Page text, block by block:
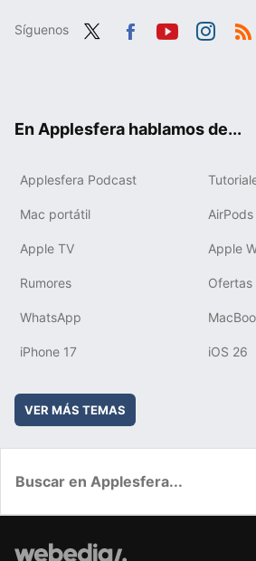
Síguenos
En Applesfera hablamos de...
Applesfera Podcast
Mac portátil AirPods
Apple TV Apple
Rumores Ofertas
WhatsApp
iPhone 17 iOS 26
VER MÁS TEMAS